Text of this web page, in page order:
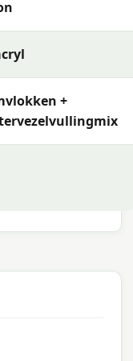
flakes en
– een sterk,
dat
van 7 op 8
+